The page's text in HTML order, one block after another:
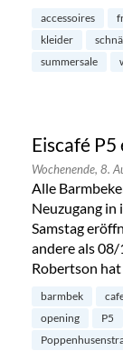
accessoires
kleider
summersale
Eiscafé
Wochenende, 8.
Alle
Neuzugang in
Samstag
andere als
Robertson
barmbek
opening
P5